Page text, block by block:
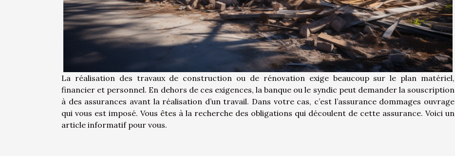
La réalisation des travaux de construction ou de rénovation exige beaucoup sur le plan matériel,
financier et personnel. En dehors de ces exigences, la banque ou le syndic peut demander la souscription
à des assurances avant la réalisation d’un travail. Dans votre cas, c’est l’assurance dommages ouvrage
qui vous est imposé. Vous êtes à la recherche des obligations qui découlent de cette assurance. Voici un
article informatif pour vous.